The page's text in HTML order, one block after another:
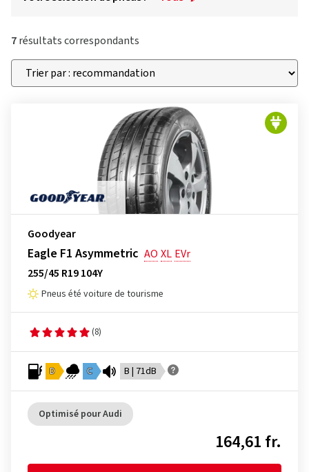
7résultats correspondants
Goodyear
Eagle F1 Asymmetric AO XL EVr
255/45 R19 104Y
Pneus été voiture de tourisme
(8)
D C B | 71dB
Optimisé pour Audi
164,61 fr.